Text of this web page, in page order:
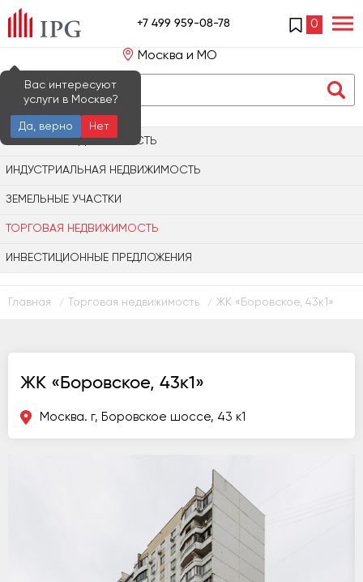
+7 499 959-08-78 0
Москва и МО
Вас интересуют
услуги в Москве?
Да, верно
Нет
ОФИСНАЯ НЕДВИЖИМОСТЬ
ИНДУСТРИАЛЬНАЯ НЕДВИЖИМОСТЬ
ЗЕМЕЛЬНЫЕ УЧАСТКИ
ТОРГОВАЯ НЕДВИЖИМОСТЬ
ИНВЕСТИЦИОННЫЕ ПРЕДЛОЖЕНИЯ
Главная / Торговая недвижимость / ЖК «Боровское, 43к1»
ЖК «Боровское, 43к1»
Москва. г, Боровское шоссе, 43 к1